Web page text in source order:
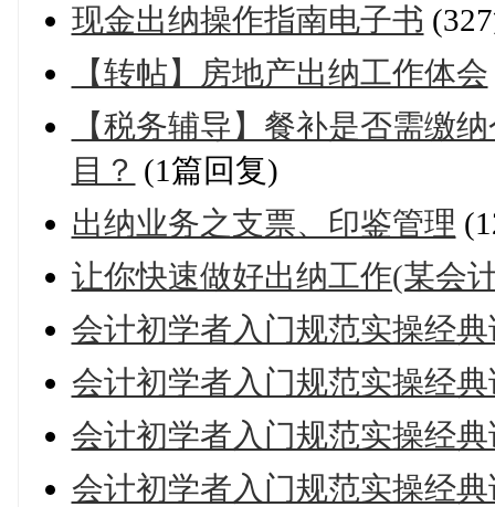
现金出纳操作指南电子书
【转帖】房地产出纳工作体会
【税务辅导】餐补是否需缴
目？ (1篇回复)
出纳业务之支票、印鉴管理
让你快速做好出纳工作(某会
会计初学者入门规范实操经
会计初学者入门规范实操经
会计初学者入门规范实操经
会计初学者入门规范实操经